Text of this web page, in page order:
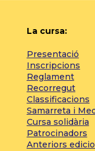
La cursa:
Presentació
Inscripcions
Reglament
Recorregut
Classificacions
Samarreta i
Cursa solidària
Patrocinadors
Anteriors